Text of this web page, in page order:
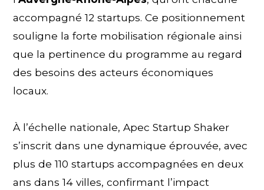
accompagné 12 startups. Ce positionnement
souligne la forte mobilisation régionale ainsi
que la pertinence du programme au regard
des besoins des acteurs économiques
locaux.
À l’échelle nationale, Apec Startup Shaker
s’inscrit dans une dynamique éprouvée, avec
plus de 110 startups accompagnées en deux
ans dans 14 villes, confirmant l’impact